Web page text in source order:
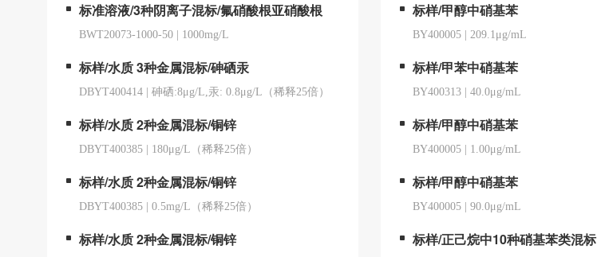
标准溶液/3种阴离子混标/氟硝酸根亚硝酸根
BWT20073-1000-50 1000mg/L
标样/水质 3种金属混标/砷硒汞
DBYT400414 砷硒:8μg/L,汞: 0.8μg/L（稀释25倍）
标样/水质 2种金属混标/铜锌
DBYT400385 180μg/L（稀释25倍）
标样/水质 2种金属混标/铜锌
DBYT400385 0.5mg/L（稀释25倍）
标样/水质 2种金属混标/铜锌
标样/甲醇中硝基苯
BY400005 209.1μg/mL
标样/甲苯中硝基苯
BY400313 40.0μg/mL
标样/甲醇中硝基苯
BY400005 1.00μg/mL
标样/甲醇中硝基苯
BY400005 90.0μg/mL
标样/正己烷中10种硝基苯类混标